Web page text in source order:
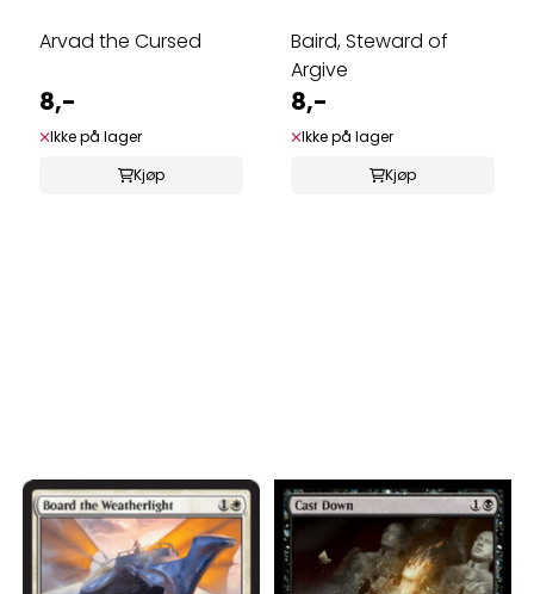
Arvad the Cursed
8,-
Ikke på lager
Kjøp
Baird, Steward of
Argive
8,-
Ikke på lager
Kjøp